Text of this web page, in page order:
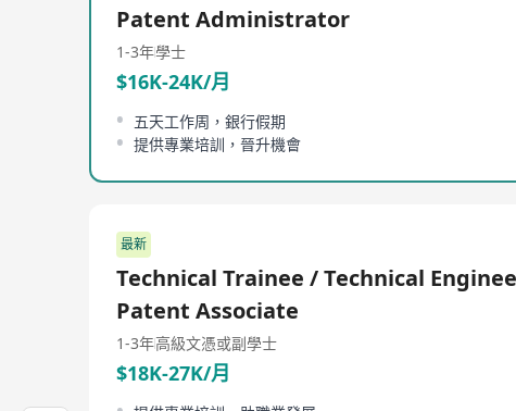
Patent Administrator
1-3年學士
$16K-24K/月
五天工作周，銀行假期
提供專業培訓，晉升機會
最新
Technical Trainee / Technical
Patent Associate
1-3年高級文憑或副學士
$18K-27K/月